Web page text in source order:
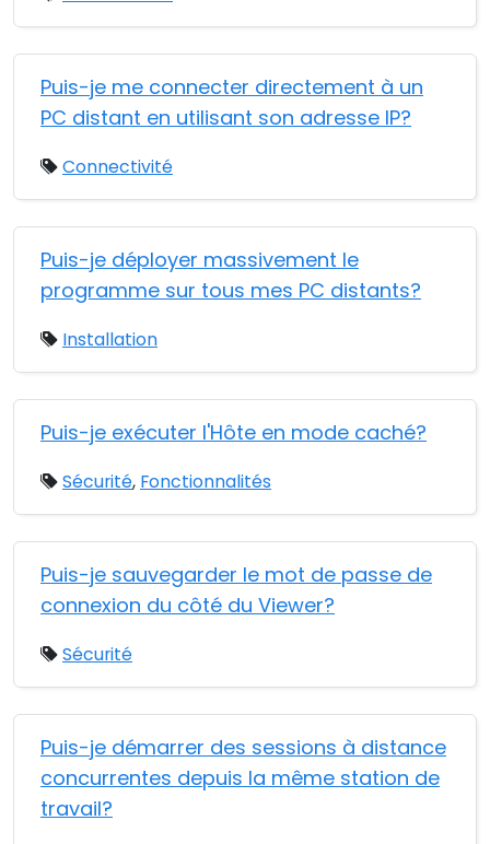
Puis-je me connecter directement à un
PC distant en utilisant son adresse IP?
Connectivité
Puis-je déployer massivement le
programme sur tous mes PC distants?
Installation
Puis-je exécuter l'Hôte en mode caché?
Sécurité, Fonctionnalités
Puis-je sauvegarder le mot de passe de
connexion du côté du Viewer?
Sécurité
Puis-je démarrer des sessions à distance
concurrentes depuis la même station de
travail?